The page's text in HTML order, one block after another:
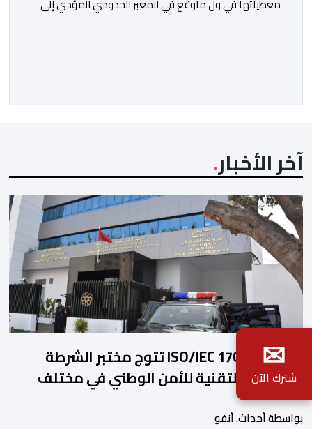
معطياتها في ول ماوقع في المعبر الحدودي المؤدي إلى
الحقائق، […]
آخر الأخبار
شهادة ISO/IEC 17025 تتوج مختبر الشرطة
العلمية والتقنية للأمن الوطني في مختلف
الخبرات الجنائية
بواسطة أحداث. أنفو
✉
شترك الآن